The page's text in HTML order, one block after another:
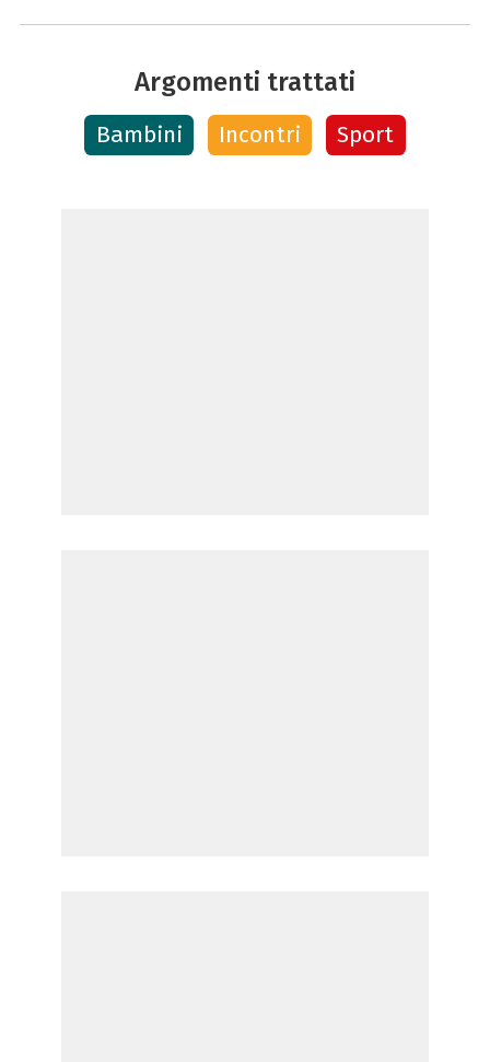
Argomenti trattati
Bambini Incontri Sport